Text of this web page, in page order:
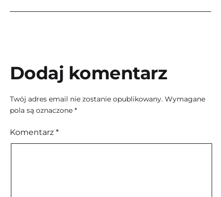
Dodaj komentarz
Twój adres email nie zostanie opublikowany. Wymagane
pola są oznaczone *
Komentarz *